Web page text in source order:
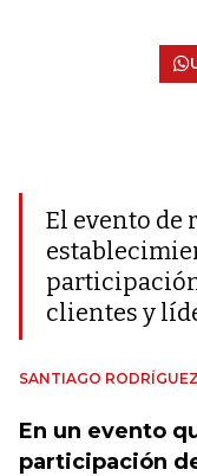
El evento de
clientes y
SANTIAGO
En un evento
participación